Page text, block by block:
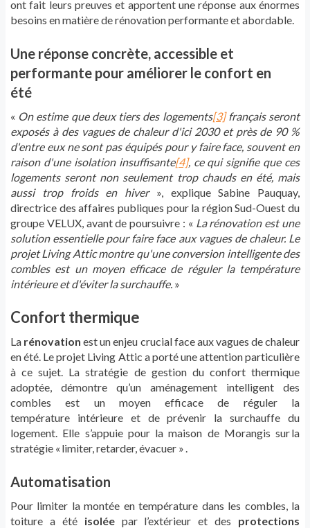
ont fait leurs preuves et apportent une réponse aux énormes
besoins en matière de rénovationperformanteet abordable.
Une réponse concrète, accessible et
performante pour améliorer le confort en
été
« On estime que deux tiers des logements[3]français seront
exposés à des vagues de chaleur d'ici 2030 et près de 90 %
d'entre eux ne sont pas équipés pour y faire face, souvent en
raison d'une isolation insuffisante[4], ce qui signifie que ces
logements seront non seulement trop chauds en été, mais
aussi trop froids en hiver », explique Sabine Pauquay,
directrice des affaires publiques pour la régionSud-Ouest du
groupe VELUX, avant de poursuivre : « La rénovation est une
solution essentielle pour faire face aux vagues de chaleur. Le
projet LivingAtticmontre qu'une conversion intelligente des
combles est un moyen efficace de réguler la température
intérieure et d'éviter la surchauffe. »
Confort thermique
La rénovation est un enjeu crucial faceaux vagues de chaleur
en été. Le projet Living Attic a porté une attention particulière
à ce sujet. La stratégie de gestion du confort thermique
adoptée,
démontre qu’un
aménagement intelligent des
combles est un moyen efficace de réguler
la
température
intérieure et de prévenir
la surchauffe du
logement. Elle s’appuie pour la maison de Morangis surla
stratégie « limiter, retarder,évacuer ».
Automatisation
Pour limiter la montée en température dans les combles, la
toiture a été isoléepar l’extérieur et des protections